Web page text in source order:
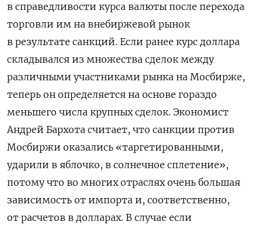
в справедливости курса валюты после перехода
торговли им на внебиржевой рынок
в результате санкций. Если ранее курс доллара
складывался из множества сделок между
различными участниками рынка на Мосбирже,
теперь он определяется на основе гораздо
меньшего числа крупных сделок. Экономист
Андрей Бархота считает, что санкции против
Мосбиржи оказались «таргетированными,
ударили в яблочко, в солнечное сплетение»,
потому что во многих отраслях очень большая
зависимость от импорта и, соответственно,
от расчетов в долларах. В случае если